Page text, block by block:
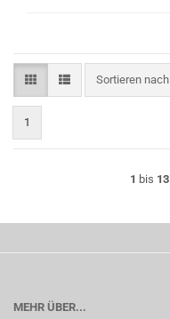
Sortieren nach
Sortieren nach
1
1 bis 13
MEHR ÜBER...